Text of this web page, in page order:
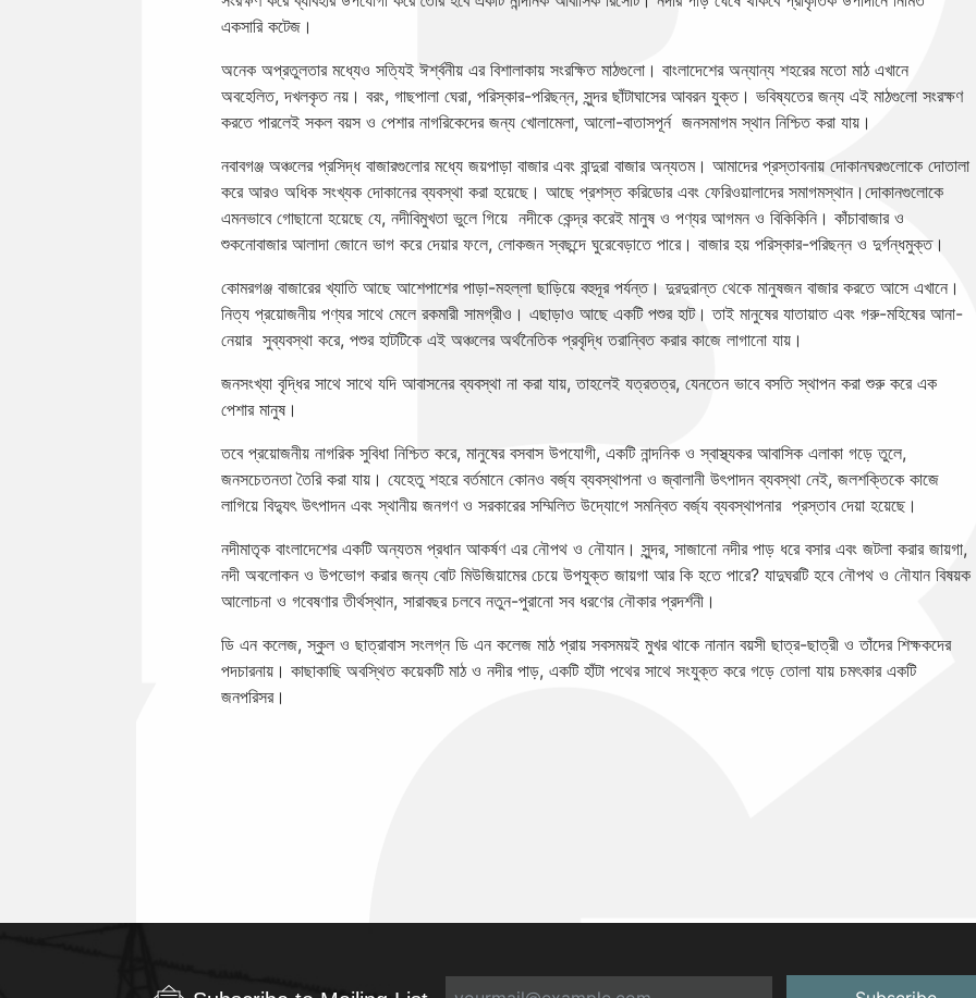
একসারি কটেজ।
অনেক অপ্রতুলতার মধ্যেও সত্যিই ঈর্শ্বনীয় এর বিশালাকায় সংরক্ষিত মাঠগুলো। বাংলাদেশের অন্যান্য শহরের মতো মাঠ এখানে
অবহেলিত, দখলকৃত নয়। বরং, গাছপালা ঘেরা, পরিস্কার-পরিছন্ন, সুন্দর ছাঁটাঘাসের আবরন যুক্ত। ভবিষ্যতের জন্য এই মাঠগুলো সংরক্ষণ
করতে পারলেই সকল বয়স ও পেশার নাগরিকেদের জন্য খোলামেলা, আলো-বাতাসপূর্ন জনসমাগম স্থান নিশ্চিত করা যায়।
নবাবগঞ্জ অঞ্চলের প্রসিদ্ধ বাজারগুলোর মধ্যে জয়পাড়া বাজার এবং বান্দুরা বাজার অন্যতম। আমাদের প্রস্তাবনায় দোকানঘরগুলোকে দোতালা
করে আরও অধিক সংখ্যক দোকানের ব্যবস্থা করা হয়েছে। আছে প্রশস্ত করিডোর এবং ফেরিওয়ালাদের সমাগমস্থান।দোকানগুলোকে
এমনভাবে গোছানো হয়েছে যে, নদীবিমুখতা ভুলে গিয়ে নদীকে কেন্দ্র করেই মানুষ ও পণ্যর আগমন ও বিকিকিনি। কাঁচাবাজার ও
শুকনোবাজার আলাদা জোনে ভাগ করে দেয়ার ফলে, লোকজন স্বছন্দে ঘুরেবেড়াতে পারে। বাজার হয় পরিস্কার-পরিছন্ন ও দুর্গন্ধমুক্ত।
কোমরগঞ্জ বাজারের খ্যাতি আছে আশেপাশের পাড়া-মহল্লা ছাড়িয়ে বহুদূর পর্যন্ত। দুরদুরান্ত থেকে মানুষজন বাজার করতে আসে এখানে।
নিত্য প্রয়োজনীয় পণ্যর সাথে মেলে রকমারী সামগ্রীও। এছাড়াও আছে একটি পশুর হাট। তাই মানুষের যাতায়াত এবং গরু-মহিষের আনা-
নেয়ার সুব্যবস্থা করে, পশুর হাটটিকে এই অঞ্চলের অর্থনৈতিক প্রবৃদ্ধি তরান্বিত করার কাজে লাগানো যায়।
জনসংখ্যা বৃদ্ধির সাথে সাথে যদি আবাসনের ব্যবস্থা না করা যায়, তাহলেই যত্রতত্র, যেনতেন ভাবে বসতি স্থাপন করা শুরু করে এক
পেশার মানুষ।
তবে প্রয়োজনীয় নাগরিক সুবিধা নিশ্চিত করে, মানুষের বসবাস উপযোগী, একটি নান্দনিক ও স্বাস্থ্যকর আবাসিক এলাকা গড়ে তুলে,
জনসচেতনতা তৈরি করা যায়। যেহেতু শহরে বর্তমানে কোনও বর্জ্য ব্যবস্থাপনা ও জ্বালানী উৎপাদন ব্যবস্থা নেই, জলশক্তিকে কাজে
লাগিয়ে বিদ্যুৎ উৎপাদন এবং স্থানীয় জনগণ ও সরকারের সম্মিলিত উদ্যোগে সমন্বিত বর্জ্য ব্যবস্থাপনার প্রস্তাব দেয়া হয়েছে।
নদীমাতৃক বাংলাদেশের একটি অন্যতম প্রধান আকর্ষণ এর নৌপথ ও নৌযান। সুন্দর, সাজানো নদীর পাড় ধরে বসার এবং জটলা করার জায়গা,
নদী অবলোকন ও উপভোগ করার জন্য বোট মিউজিয়ামের চেয়ে উপযুক্ত জায়গা আর কি হতে পারে? যাদুঘরটি হবে নৌপথ ও নৌযান বিষয়ক
আলোচনা ও গবেষণার তীর্থস্থান, সারাবছর চলবে নতুন-পুরানো সব ধরণের নৌকার প্রদর্শনী।
ডি এন কলেজ, স্কুল ও ছাত্রাবাস সংলগ্ন ডি এন কলেজ মাঠ প্রায় সবসময়ই মুখর থাকে নানান বয়সী ছাত্র-ছাত্রী ও তাঁদের শিক্ষকদের
পদচারনায়। কাছাকাছি অবস্থিত কয়েকটি মাঠ ও নদীর পাড়, একটি হাঁটা পথের সাথে সংযুক্ত করে গড়ে তোলা যায় চমৎকার একটি
জনপরিসর।